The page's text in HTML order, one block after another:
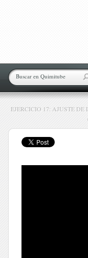
EJERCICIO 17: AJUSTE